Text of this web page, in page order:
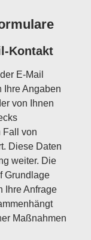
Kontakt
E-Mail
Ihre Angaben
von Ihnen
Fall von
Diese Daten
weiter. Die
Grundlage
Ihre Anfrage
Maßnahmen